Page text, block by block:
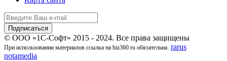
© ООО «1С-Софт» 2015 - 2024. Все права защищены
При использовании материалов ссылка на biz360.ru обязательна. rarus
notamedia